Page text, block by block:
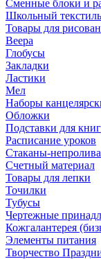
Сменные блоки и
Школьный текстиль
Товары для
Веера
Глобусы
Закладки
Ластики
Мел
Наборы
Обложки
Подставки для книг
Расписание уроков
Стаканы-
Счетный материал
Товары для лепки
Точилки
Тубусы
Чертежные
Кожгалантерея
Элементы питания
Творчество